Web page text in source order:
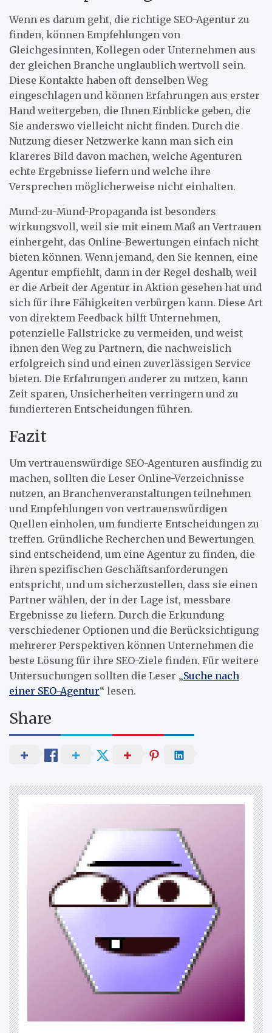
Wenn es darum geht, die richtige SEO-Agentur zu
finden, können Empfehlungen von
Gleichgesinnten, Kollegen oder Unternehmen aus
der gleichen Branche unglaublich wertvoll sein.
Diese Kontakte haben oft denselben Weg
eingeschlagen und können Erfahrungen aus erster
Hand weitergeben, die Ihnen Einblicke geben, die
Sie anderswo vielleicht nicht finden. Durch die
Nutzung dieser Netzwerke kann man sich ein
klareres Bild davon machen, welche Agenturen
echte Ergebnisse liefern und welche ihre
Versprechen möglicherweise nicht einhalten.
Mund-zu-Mund-Propaganda ist besonders
wirkungsvoll, weil sie mit einem Maß an Vertrauen
einhergeht, das Online-Bewertungen einfach nicht
bieten können. Wenn jemand, den Sie kennen, eine
Agentur empfiehlt, dann in der Regel deshalb, weil
er die Arbeit der Agentur in Aktion gesehen hat und
sich für ihre Fähigkeiten verbürgen kann. Diese Art
von direktem Feedback hilft Unternehmen,
potenzielle Fallstricke zu vermeiden, und weist
ihnen den Weg zu Partnern, die nachweislich
erfolgreich sind und einen zuverlässigen Service
bieten. Die Erfahrungen anderer zu nutzen, kann
Zeit sparen, Unsicherheiten verringern und zu
fundierteren Entscheidungen führen.
Fazit
Um vertrauenswürdige SEO-Agenturen ausfindig zu
machen, sollten die Leser Online-Verzeichnisse
nutzen, an Branchenveranstaltungen teilnehmen
und Empfehlungen von vertrauenswürdigen
Quellen einholen, um fundierte Entscheidungen zu
treffen. Gründliche Recherchen und Bewertungen
sind entscheidend, um eine Agentur zu finden, die
ihren spezifischen Geschäftsanforderungen
entspricht, und um sicherzustellen, dass sie einen
Partner wählen, der in der Lage ist, messbare
Ergebnisse zu liefern. Durch die Erkundung
verschiedener Optionen und die Berücksichtigung
mehrerer Perspektiven können Unternehmen die
beste Lösung für ihre SEO-Ziele finden. Für weitere
Untersuchungen sollten die Leser „Suche nach
einer SEO-Agentur“ lesen.
Share